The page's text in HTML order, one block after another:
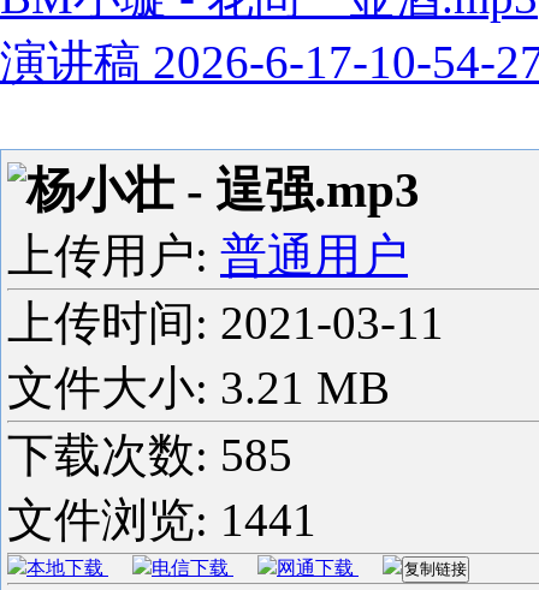
演讲稿 2026-6-17-10-54-
杨小壮 - 逞强.mp3
上传用户: 普通用户
上传时间: 2021-03-11
文件大小: 3.21 MB
下载次数: 585
文件浏览: 1441
本地下载 电信下载 网通下载 复制链接